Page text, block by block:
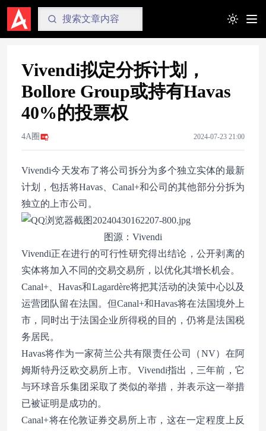
Toggle
Vivendi拟定分拆计划，
Bollore Group或持有Havas
40%的投票权
4A圈 2024-07-23 21:00
Vivendi今天发布了将公司拆分为多个独立实体的最新
计划，包括将Havas、Canal+和公司的其他部分分拆为
独立的上市公司。
图源：Vivendi
Vivendi正在进行的可行性研究得出结论，公开剥离的
实体将加入不同的交易交易所，以优化其增长机会。
Canal+、Havas和Lagardère将把其活动的决策中心以及
运营团队留在法国。但Canal+和Havas将在法国境外上
市，同时出于法国企业所得税的目的，仍将是法国税
务居民。
Havas将作为一家荷兰公共有限责任公司（NV）在阿
姆斯特丹泛欧交易所上市。Vivendi指出，三年前，它
与环球音乐集团采取了类似的举措，并表示这一举措
已被证明是成功的。
Canal+将在伦敦证券交易所上市，这在一定程度上反